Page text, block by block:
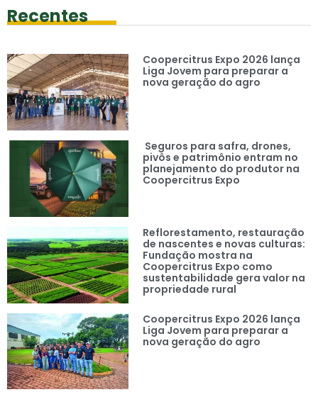
Recentes
Coopercitrus Expo 2026 lança
Liga Jovem para preparar a
nova geração do agro
Seguros para safra, drones,
pivôs e patrimônio entram no
planejamento do produtor na
Coopercitrus Expo
Reflorestamento, restauração
de nascentes e novas culturas:
Fundação mostra na
Coopercitrus Expo como
sustentabilidade gera valor na
propriedade rural
Coopercitrus Expo 2026 lança
Liga Jovem para preparar a
nova geração do agro